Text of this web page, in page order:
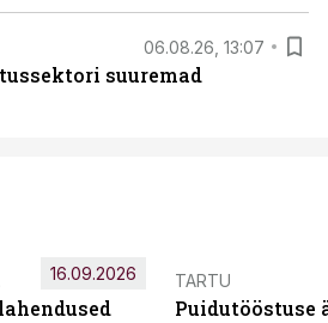
06.08.26, 13:07
suuremad
16.09.2026 TARTU
Puidutööstuse